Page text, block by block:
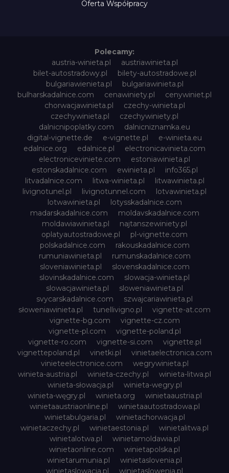
Oferta Współpracy
Polecamy:
austria-winieta.pl
austriawinieta.pl
bilet-autostradowy.pl
bilety-autostradowe.pl
bulgariawienieta.pl
bulgariawinieta.pl
bulharskadalnice.com
cenawiniety.pl
cenywiniet.pl
chorwacjawinieta.pl
czechy-winieta.pl
czechywinieta.pl
czechywiniety.pl
dalnicnipoplatky.com
dalnicniznamka.eu
digital-vignette.de
e-vignette.pl
e-winieta.eu
edalnice.org
edalnice.pl
electronicavinieta.com
electroniceviniete.com
estoniawinieta.pl
estonskadalnice.com
ewinieta.pl
info365.pl
litvadalnice.com
litwa-winieta.pl
litwawinieta.pl
livignotunel.pl
livignotunnel.com
lotvawinieta.pl
lotwawinieta.pl
lotysskadalnice.com
madarskadalnice.com
moldavskadalnice.com
moldawiawinieta.pl
najtanszewiniety.pl
oplatyautostradowe.pl
pl-vignette.com
polskadalnice.com
rakouskadalnice.com
rumuniawinieta.pl
rumunskadalnice.com
sloveniawinieta.pl
slovenskadalnice.com
slovinskadalnice.com
slowacja-winieta.pl
slowacjawinieta.pl
sloweniawinieta.pl
svycarskadalnice.com
szwajcariawinieta.pl
słoweniawinieta.pl
tunellivigno.pl
vignette-at.com
vignette-bg.com
vignette-cz.com
vignette-pl.com
vignette-poland.pl
vignette-ro.com
vignette-si.com
vignette.pl
vignettepoland.pl
vinetki.pl
vinietaelectronica.com
vinieteelectronice.com
wegrywinieta.pl
winieta-austria.pl
winieta-czechy.pl
winieta-litwa.pl
winieta-słowacja.pl
winieta-wegry.pl
winieta-węgry.pl
winieta.org
winietaaustria.pl
winietaaustriaonline.pl
winietaautostradowa.pl
winietabulgaria.pl
winietachorwacja.pl
winietaczechy.pl
winietaestonia.pl
winietalitwa.pl
winietalotwa.pl
winietamoldawia.pl
winietaonline.com
winietapolska.pl
winietarumunia.pl
winietaslovenia.pl
winietaslowacja.pl
winietaslowenia.pl